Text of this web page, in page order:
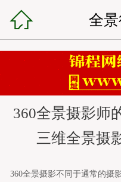
 全
360全景摄影师
三维全景摄
360全景摄影不同于通常的摄